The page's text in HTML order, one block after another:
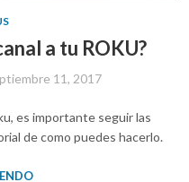
a tu ROKU?
11, 2017
es importante seguir las
de como puedes hacerlo.